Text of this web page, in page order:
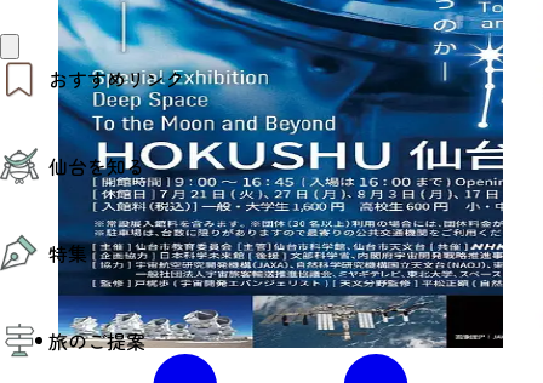
おすすめリンク
仙台夜時間
モデルコース
エリアガイド
お知らせ
お得なチケット
仙台を知る
仙台の魅力
エリアガイド
復興に向けて
仙台観光PR動画ライブラリー
仙台から行く東北周遊旅
伝統的工芸品
特集
特集
夜時間トピックス
旅のご提案